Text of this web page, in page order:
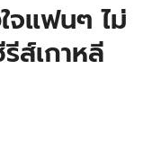
จแฟนๆ ไม่
ส์เกาหลี